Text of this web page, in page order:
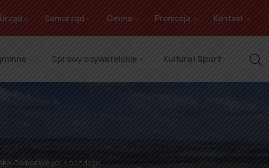
Urząd Samorząd Gmina Promocja Kontakt
Sprawy obywatelskie Kultura i Sport
Pomorskiego i Łódzkiego